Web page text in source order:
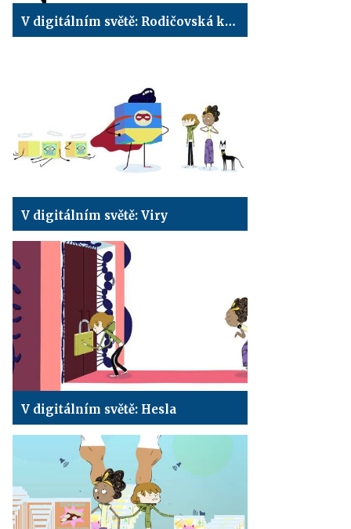
V digitálním světě: Rodičovská kontrola
V digitálním světě: Viry
V digitálním světě: Hesla